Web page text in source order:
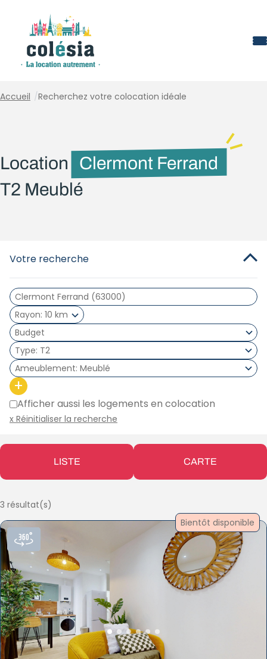
Accueil /Recherchez votre colocation idéale
Location
Clermont Ferrand
T2 Meublé
Votre recherche
Rayon 10 km
Type T2
Ameublement Meublé
+
Afficher aussi les logements en colocation
x Réinitialiser la recherche
LISTE CARTE
3 résultat(s)
Bientôt disponible